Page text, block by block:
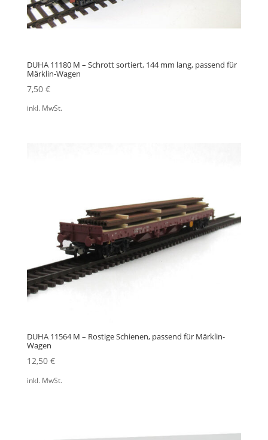
DUHA 11180 M – Schrott sortiert, 144 mm lang, passend für
Märklin-Wagen
7,50 €
inkl. MwSt.
DUHA 11564 M – Rostige Schienen, passend für Märklin-
Wagen
12,50 €
inkl. MwSt.